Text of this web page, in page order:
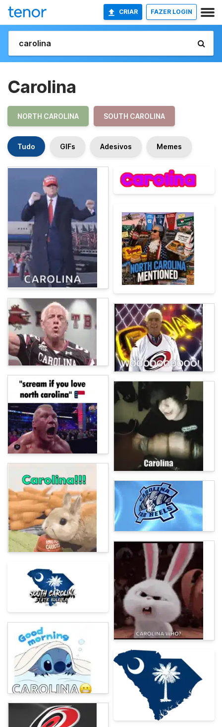
CRIAR FAZER LOGIN
Carolina
NORTH CAROLINA SOUTH CAROLINA
Tudo GIFs Adesivos Memes